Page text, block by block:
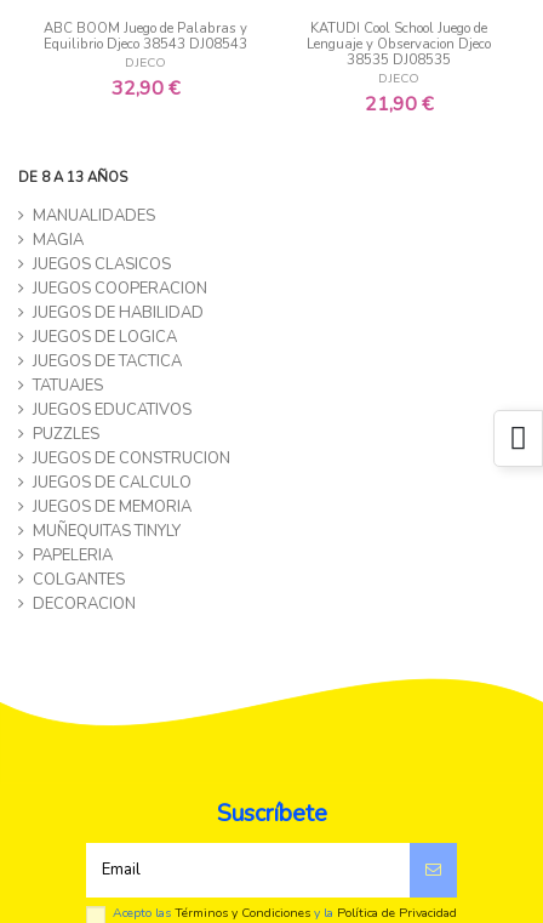
ABC BOOM Juego de Palabras y
Equilibrio Djeco 38543 DJ08543
DJECO
32,90 €
KATUDI Cool School Juego de
Lenguaje y Observacion Djeco
38535 DJ08535
DJECO
21,90 €
DE 8 A 13 AÑOS
MANUALIDADES
MAGIA
JUEGOS CLASICOS
JUEGOS COOPERACION
JUEGOS DE HABILIDAD
JUEGOS DE LOGICA
JUEGOS DE TACTICA
TATUAJES
JUEGOS EDUCATIVOS
PUZZLES
JUEGOS DE CONSTRUCION
JUEGOS DE CALCULO
JUEGOS DE MEMORIA
MUÑEQUITAS TINYLY
PAPELERIA
COLGANTES
DECORACION
Suscríbete
Acepto lasTérminos y Condiciones y la Política de Privacidad